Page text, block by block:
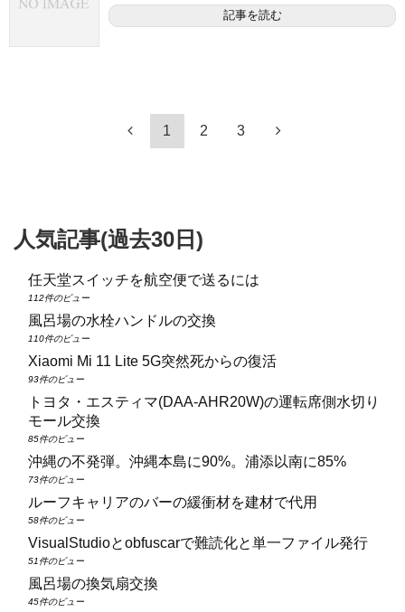
記事を読む
1 2 3
人気記事(過去30日)
任天堂スイッチを航空便で送るには
112件のビュー
風呂場の水栓ハンドルの交換
110件のビュー
Xiaomi Mi 11 Lite 5G突然死からの復活
93件のビュー
トヨタ・エスティマ(DAA‑AHR20W)の運転席側水切り
モール交換
85件のビュー
沖縄の不発弾。沖縄本島に90%。浦添以南に85%
73件のビュー
ルーフキャリアのバーの緩衝材を建材で代用
58件のビュー
VisualStudioとobfuscarで難読化と単一ファイル発行
51件のビュー
風呂場の換気扇交換
45件のビュー